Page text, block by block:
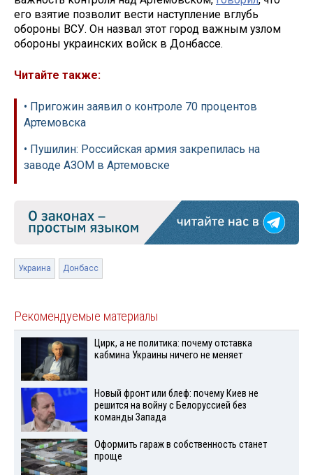
его взятие позволит вести наступление вглубь
обороны ВСУ. Он назвал этот город важным узлом
обороны украинских войск в Донбассе.
Читайте также:
• Пригожин заявил о контроле 70 процентов
Артемовска
• Пушилин: Российская армия закрепилась на
заводе АЗОМ в Артемовске
Украина Донбасс
Рекомендуемые материалы
Цирк, а не политика: почему отставка
кабмина Украины ничего не меняет
Новый фронт или блеф: почему Киев не
решится на войну с Белоруссией без
команды Запада
Оформить гараж в собственность станет
проще